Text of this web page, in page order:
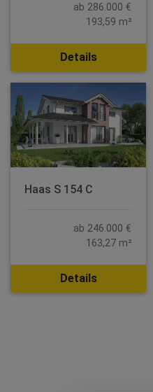
ab 286.000 €
193,59 m²
Details
Haas S 154 C
ab 246.000 €
163,27 m²
Details